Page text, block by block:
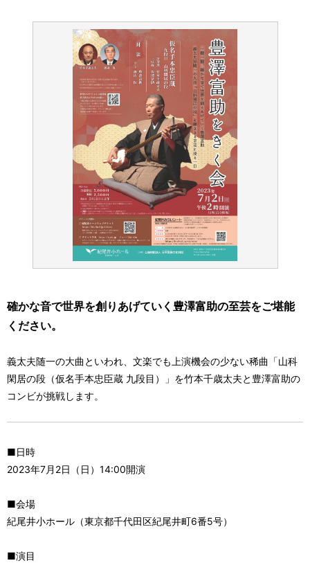
確かな音で世界を創りあげていく豊澤富助の至芸をご堪能
ください。
義太夫随一の大曲といわれ、文楽でも上演機会の少ない稀曲「山科
閑居の段（仮名手本忠臣蔵 九段目）」を竹本千歳太夫と豊澤富助の
コンビが挑戦します。
■日時
2023年7月2日（日）14:00開演
■会場
紀尾井小ホール（東京都千代田区紀尾井町6番5号）
■演目